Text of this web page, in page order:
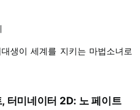
생이 세계를 지키는 마법소녀로
터미네이터 2D: 노 페이트